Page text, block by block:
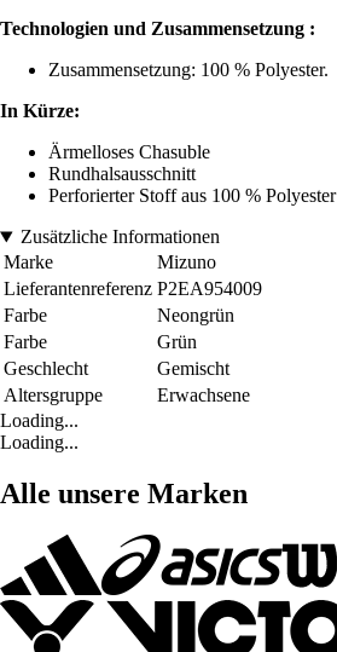
Technologien und Zusammensetzung :
Zusammensetzung: 100 % Polyester.
In Kürze:
Ärmelloses Chasuble
Rundhalsausschnitt
Perforierter Stoff aus 100 % Polyester
Zusätzliche Informationen
Marke
Mizuno
Lieferantenreferenz P2EA954009
Farbe
Neongrün
Farbe
Grün
Geschlecht
Gemischt
Altersgruppe
Erwachsene
Loading...
Loading...
Alle unsere Marken